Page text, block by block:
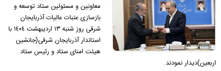
معاونين و مسئولين ستاد توسعه و
بازسازى عتبات عاليات آذربايجان
شرقى روز شنبه ١٣ ارديبهشت ١٤٠٤ با
استاندار آذربايجان شرقى(جانشين
هيئت امناى ستاد و رئيس ستاد
اربعين)ديدار نمودند.